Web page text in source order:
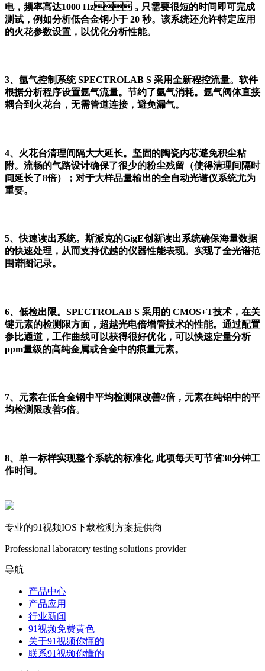
电，频率高达1000 Hz，只需要很短的时间即可完成
测试，例如分析低合金钢小于 20 秒。该系统还允许特定应用
的火花参数设置，以优化分析性能。
3、氩气控制系统 SPECTROLAB S 采用全新程控流量。软件
根据分析程序设置氩气流量。节约了氩气消耗。氩气阀体直接
耦合到火花台，无需管道连接，避免漏气。
4、火花台清理间隔大大延长。坚固的陶瓷内芯避免积尘粘
附。流畅的气路设计确保了很少的粉尘残留（使得清理间隔时
间延长了8倍）；对于大样品量输出的全自动光谱仪系统尤为
重要。
5、快速读出系统。斯派克的GigE创新读出系统确保海量数据
的快速处理，从而支持优越的仪器性能表现。实现了全光谱范
围谱图记录。
6、低检出限。SPECTROLAB S 采用的 CMOS+T技术，在关
键元素的检测限方面，超越光电倍增管技术的性能。通过配置
参比通道，工作曲线可以获得很好优化，可以快速定量分析
ppm量级的高纯金属或合金中的痕量元素。
7、元素在低合金钢中平均检测限改善2倍，元素在纯铝中的平
均检测限改善5倍。
8、单一标样实现整个系统的标准化, 此项每天可节省30分钟工
作时间。
专业的91视频IOS下载检测方案提供商
Professional laboratory testing solutions provider
导航
产品中心
产品应用
行业新闻
91视频免费黄色
关于91视频你懂的
联系91视频你懂的